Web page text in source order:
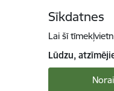
Sīkdatnes
Lai šī
Lūdzu,